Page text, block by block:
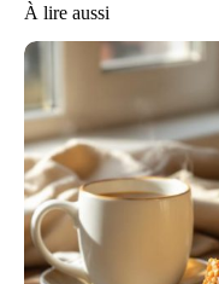
À lire aussi